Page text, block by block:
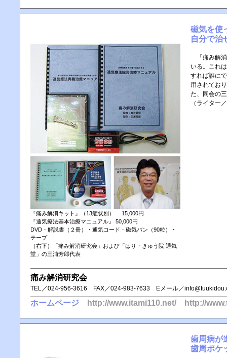
『痛み解消キット』（13症状別） 15,000円
『通気療法基本治療マニュアル』 50,000円
DVD・解説書（２冊）・通気コード・磁気バン（90粒）・
テープ
（右下）「痛み解消研究会」および「はり・きゅう院 通気
堂」の三浦芳郎代表
磁気を使
自分で治
「痛み解消
いる。これ
すれば誰に
用されてお
た、同会の
（ライター
痛み解消研究会
TEL／ 024-956-3616 FAX／ 024-983-7633 Eメール／
ホームページ http://www.itami110.net/ http://
歯周病が
歯周ポケ